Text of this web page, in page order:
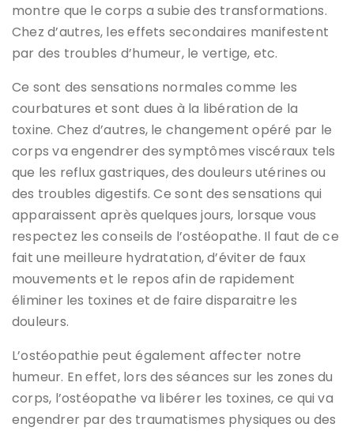
montre que le corps a subie des transformations.
Chez d’autres, les effets secondaires manifestent
par des troubles d’humeur, le vertige, etc.
Ce sont des sensations normales comme les
courbatures et sont dues à la libération de la
toxine. Chez d’autres, le changement opéré par le
corps va engendrer des symptômes viscéraux tels
que les reflux gastriques, des douleurs utérines ou
des troubles digestifs. Ce sont des sensations qui
apparaissent après quelques jours, lorsque vous
respectez les conseils de l’ostéopathe. Il faut de ce
fait une meilleure hydratation, d’éviter de faux
mouvements et le repos afin de rapidement
éliminer les toxines et de faire disparaitre les
douleurs.
L’ostéopathie peut également affecter notre
humeur. En effet, lors des séances sur les zones du
corps, l’ostéopathe va libérer les toxines, ce qui va
engendrer par des traumatismes physiques ou des